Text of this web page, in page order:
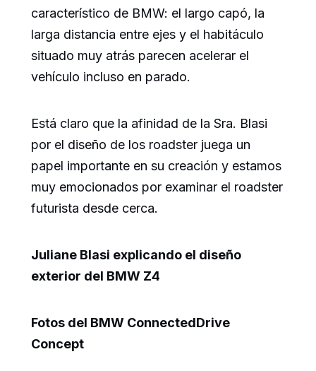
característico de BMW: el largo capó, la
larga distancia entre ejes y el habitáculo
situado muy atrás parecen acelerar el
vehículo incluso en parado.
Está claro que la afinidad de la Sra. Blasi
por el diseño de los roadster juega un
papel importante en su creación y estamos
muy emocionados por examinar el roadster
futurista desde cerca.
Juliane Blasi explicando el diseño
exterior del BMW Z4
Fotos del BMW ConnectedDrive
Concept